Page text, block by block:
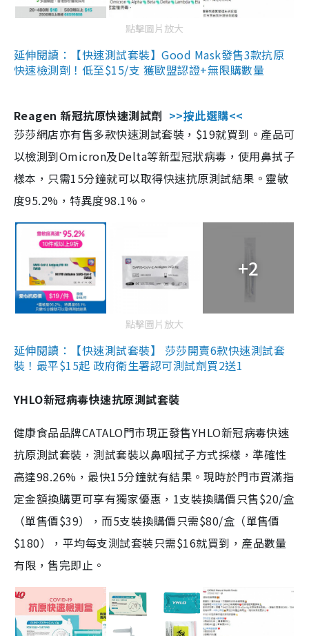
點擊圖片放大
延伸閱讀：【快速測試套裝】Good Mask發售3款抗原
快速檢測劑！低至$15/支 獲歐盟認證+無限購數量
Reagen 新冠抗原快速測試劑 >>按此選購<<
莎莎網店亦有售多款快速測試套裝，$19就買到。產品可
以檢測到Omicron及Delta等新型冠狀病毒，使用鼻拭子
樣本，只需15分鐘就可以取得快速抗原測試結果。靈敏
度95.2%，特異度98.1%。
+2
點擊圖片放大
延伸閱讀：【快速測試套裝】 莎莎開賣6款快速測試套
裝！最平$15起 政府衛生署認可測試劑買2送1
YHLO新冠病毒快速抗原測試套裝
健康食品品牌CATALO門市現正發售YHLO新冠病毒快速
抗原測試套裝，測試套裝以鼻咽拭子方式採樣，準確性
高達98.26%，最快15分鐘就有結果。現時於門市買滿指
定金額換購更可享有獨家優惠，1支裝換購價只售$20/盒
（單售價$39），而5支裝換購價只需$80/盒（單售價
$180），平均每支測試套裝只需$16就買到，產品數量
有限，售完即止。